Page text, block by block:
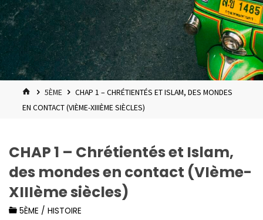
HOME5ÈME
CHAP 1 – CHRÉTIENTÉS ET ISLAM, DES MONDES
EN CONTACT (VIÈME-XIIIÈME SIÈCLES)
CHAP 1 – Chrétientés et Islam,
des mondes en contact (VIème-
XIIIème siècles)
5ÈME / HISTOIRE